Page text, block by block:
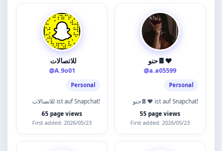
للاتصالات ‏
@A.9o01
Personal
للاتصالات ‏ ist auf Snapchat!
65 page views
First added: 2026/05/23
حنو🍫❤️
@a.a05599
Personal
حنو🍫❤️ ist auf Snapchat!
55 page views
First added: 2026/05/23